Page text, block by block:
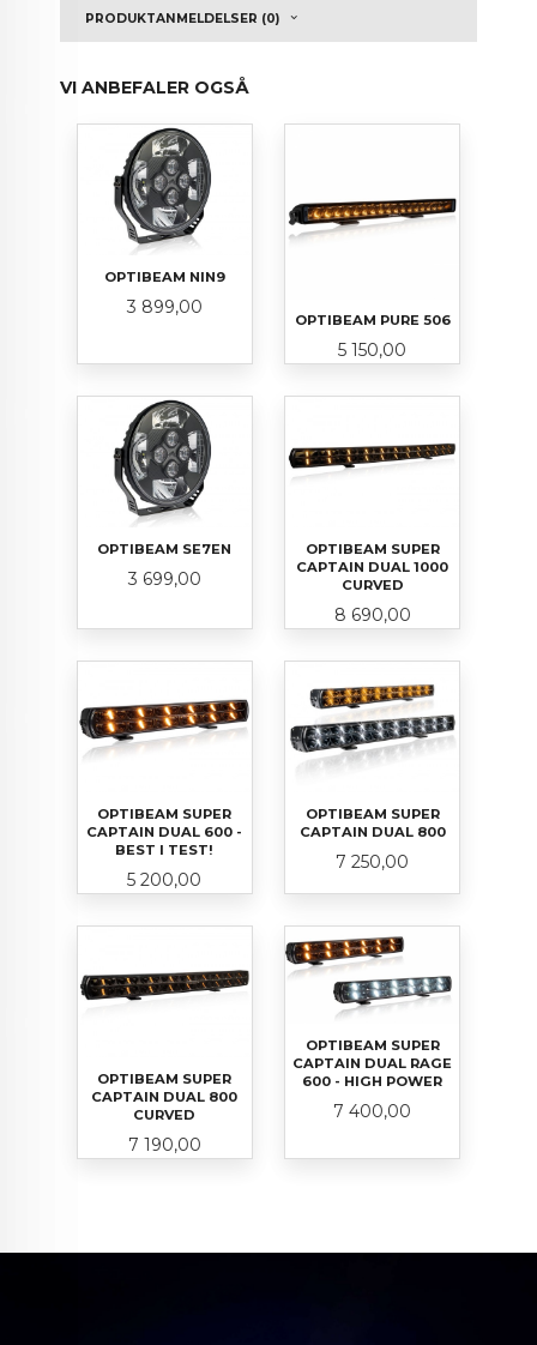
PRODUKTANMELDELSER (0)
VI ANBEFALER OGSÅ
OPTIBEAM NIN9
Pris
3 899,00
OPTIBEAM PURE 506
Pris
5 150,00
OPTIBEAM SE7EN
Pris
3 699,00
OPTIBEAM SUPER
CAPTAIN DUAL 1000
CURVED
Pris
8 690,00
OPTIBEAM SUPER
CAPTAIN DUAL 600 -
BEST I TEST!
Pris
5 200,00
OPTIBEAM SUPER
CAPTAIN DUAL 800
Pris
7 250,00
OPTIBEAM SUPER
CAPTAIN DUAL 800
CURVED
Pris
7 190,00
OPTIBEAM SUPER
CAPTAIN DUAL RAGE
600 - HIGH POWER
Pris
7 400,00